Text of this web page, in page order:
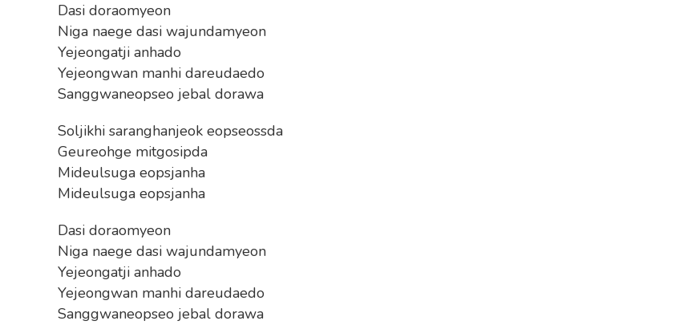
Dasi doraomyeon
Niga naege dasi wajundamyeon
Yejeongatji anhado
Yejeongwan manhi dareudaedo
Sanggwaneopseo jebal dorawa
Soljikhi saranghanjeok eopseossda
Geureohge mitgosipda
Mideulsuga eopsjanha
Mideulsuga eopsjanha
Dasi doraomyeon
Niga naege dasi wajundamyeon
Yejeongatji anhado
Yejeongwan manhi dareudaedo
Sanggwaneopseo jebal dorawa